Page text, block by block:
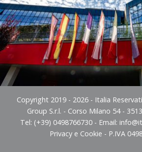
Copyright 2019 - 2026 - Italia
Group S.r.l. - Corso Milano 54 -
Tel: (+39) 0498766730 - Email:
Privacy e Cookie - P.IVA